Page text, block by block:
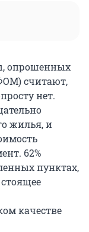
опрошенных
считают,
нет.
жилья, и
62%
пунктах,
качестве